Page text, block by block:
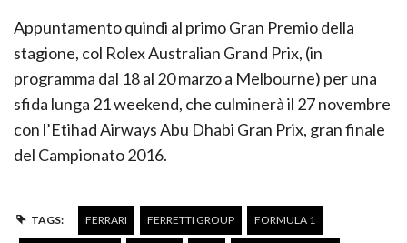
Appuntamento quindi al primo Gran Premio della
stagione, col Rolex Australian Grand Prix, (in
programma dal 18 al 20 marzo a Melbourne) per una
sfida lunga 21 weekend, che culminerà il 27 novembre
con l’Etihad Airways Abu Dhabi Gran Prix, gran finale
del Campionato 2016.
TAGS: FERRARI FERRETTI GROUP FORMULA 1